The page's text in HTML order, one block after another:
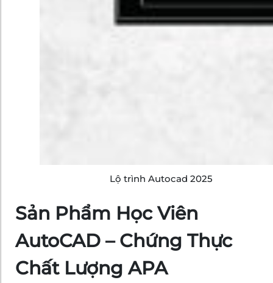
Lộ trình Autocad 2025
Sản Phẩm Học Viên
AutoCAD – Chứng Thực
Chất Lượng APA